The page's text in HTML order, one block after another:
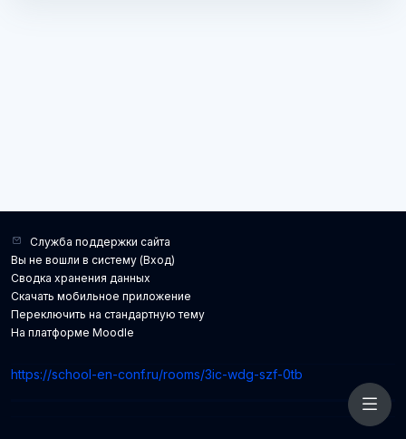
Служба поддержки сайта
Вы не вошли в систему (Вход)
Сводка хранения данных
Скачать мобильное приложение
Переключить на стандартную тему
На платформе Moodle
https://school-en-conf.ru/rooms/3ic-wdg-szf-0tb